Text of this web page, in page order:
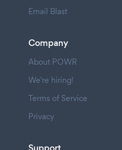
Email Blast
Company
About POWR
We're hiring!
Terms of Service
Privacy